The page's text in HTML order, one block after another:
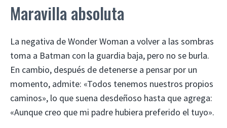
Maravilla absoluta
La negativa de Wonder Woman a volver a las sombras
toma a Batman con la guardia baja, pero no se burla.
En cambio, después de detenerse a pensar por un
momento, admite: «Todos tenemos nuestros propios
caminos», lo que suena desdeñoso hasta que agrega:
«Aunque creo que mi padre hubiera preferido el tuyo».